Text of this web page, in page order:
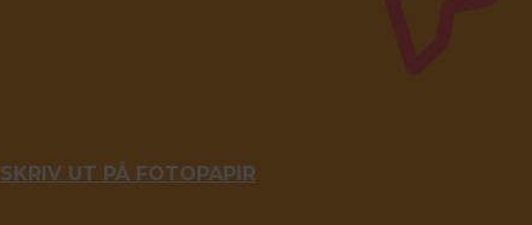
SKRIV UT PÅ FOTOPAPIR